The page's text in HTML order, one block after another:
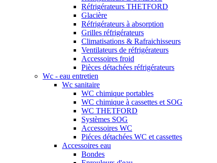
Réfrigérateurs THETFORD
Glacière
Réfrigérateurs à absorption
Grilles réfrigérateurs
Climatisations & Rafraichisseurs
Ventilateurs de réfrigérateurs
Accessoires froid
Pièces détachées réfrigérateurs
Wc - eau entretien
Wc sanitaire
WC chimique portables
WC chimique à cassettes et SOG
WC THETFORD
Systèmes SOG
Accessoires WC
Piéces détachées WC et cassettes
Accessoires eau
Bondes